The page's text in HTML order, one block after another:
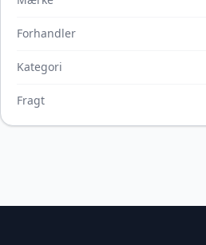
Forhandler
Kategori
Fragt